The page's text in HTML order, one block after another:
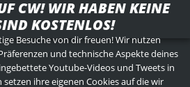
CW! WIR HABEN KEINE
KOSTENLOS!
Besuche von dir freuen! Wir nutzen
und technische Aspekte deines
Youtube-Videos und Tweets in
ihre eigenen Cookies auf die wir